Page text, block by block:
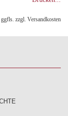
zzgl. Versandkosten